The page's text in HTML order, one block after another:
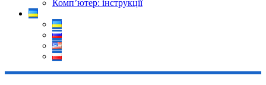
Комп’ютер: інструкції